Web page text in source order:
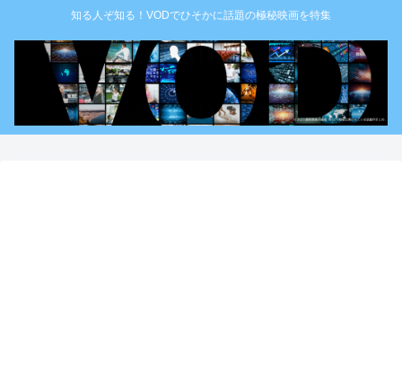
知る人ぞ知る！VODでひそかに話題の極秘映画を特集